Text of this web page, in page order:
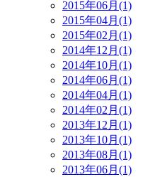
2015年06月(1)
2015年04月(1)
2015年02月(1)
2014年12月(1)
2014年10月(1)
2014年06月(1)
2014年04月(1)
2014年02月(1)
2013年12月(1)
2013年10月(1)
2013年08月(1)
2013年06月(1)